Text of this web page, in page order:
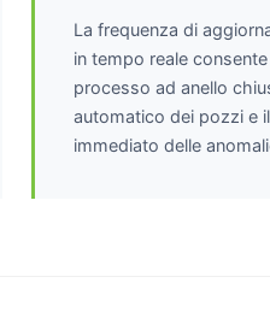
La frequenza di
in tempo reale
processo ad anello
automatico dei pozzi e
immediato delle